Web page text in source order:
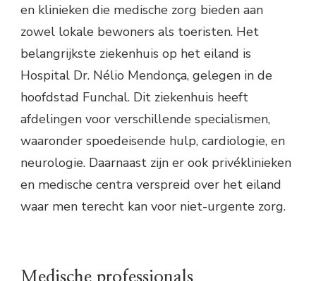
en klinieken die medische zorg bieden aan
zowel lokale bewoners als toeristen. Het
belangrijkste ziekenhuis op het eiland is
Hospital Dr. Nélio Mendonça, gelegen in de
hoofdstad Funchal. Dit ziekenhuis heeft
afdelingen voor verschillende specialismen,
waaronder spoedeisende hulp, cardiologie, en
neurologie. Daarnaast zijn er ook privéklinieken
en medische centra verspreid over het eiland
waar men terecht kan voor niet-urgente zorg.
Medische professionals